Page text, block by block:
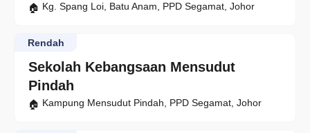
Kg. Spang Loi, Batu Anam, PPD Segamat, Johor
Sekolah Kebangsaan Mensudut
Pindah
Rendah
Kampung Mensudut Pindah, PPD Segamat, Johor